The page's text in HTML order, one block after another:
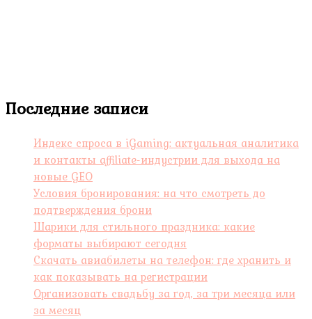
Последние записи
Индекс спроса в iGaming: актуальная аналитика
и контакты affiliate-индустрии для выхода на
новые GEO
Условия бронирования: на что смотреть до
подтверждения брони
Шарики для стильного праздника: какие
форматы выбирают сегодня
Скачать авиабилеты на телефон: где хранить и
как показывать на регистрации
Организовать свадьбу за год, за три месяца или
за месяц